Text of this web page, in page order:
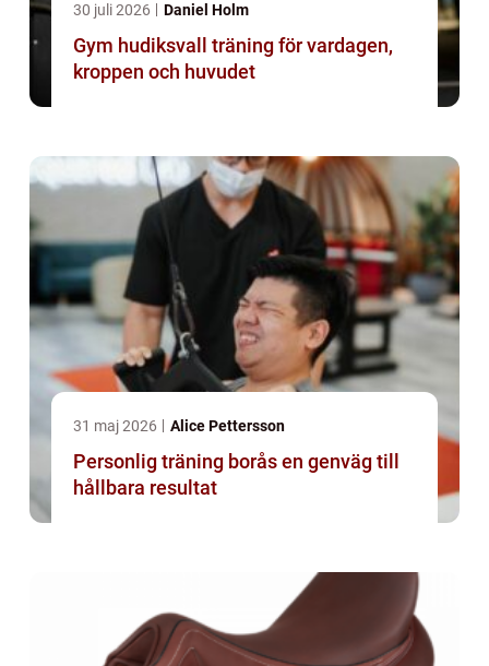
30 juli 2026 Daniel Holm
Gym hudiksvall träning för vardagen,
kroppen och huvudet
31 maj 2026 Alice Pettersson
Personlig träning borås en genväg till
hållbara resultat